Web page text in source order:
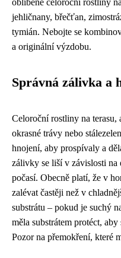
oblíbené celoroční rostliny
jehličnany, břečťan,
tymián. Nebojte se
a originální výzdobu.
Správná zálivka a
Celoroční rostliny na terasu,
okrasné trávy nebo
hnojení, aby prospívaly a
zálivky se liší v závislosti na
počasí. Obecně platí, že v
zalévat častěji než v
substrátu – pokud je suchý
měla substrátem protéct,
Pozor na přemokření, které